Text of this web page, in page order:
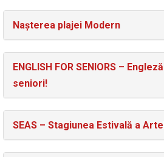
Nașterea plajei Modern
ENGLISH FOR SENIORS –
seniori!
SEAS – Stagiunea Estivală a